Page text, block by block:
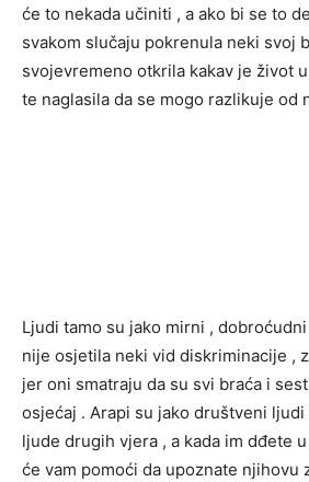
će to nekada učiniti , a ako bi se to
svakom slučaju pokrenula neki svoj
svojevremeno otkrila kakav je život
te naglasila da se mogo razlikuje od
Ljudi tamo su jako mirni ,
nije osjetila neki vid diskriminacije ,
jer oni smatraju da su svi braća i
osjećaj . Arapi su jako društveni
ljude drugih vjera , a kada im dđete
će vam pomoći da upoznate njihovu